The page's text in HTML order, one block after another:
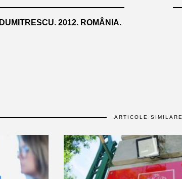
2012. ROMÂNIA.
ARTICOLE SIMILARE